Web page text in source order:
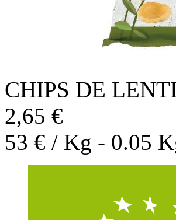
CHIPS DE
2,65 €
53 € / Kg - 0.05